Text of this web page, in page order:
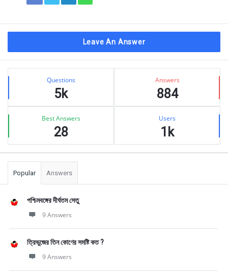
Leave An Answer
Sidebar
Stats Questions
5k
Answers
884
Best Answers
28
Users
1k
Popular Answers
পশ্চিমবঙ্গের দীর্ঘতম সেতু
9 Answers
ত্রিভুজের তিন কোণের সমষ্টি কত ?
9 Answers